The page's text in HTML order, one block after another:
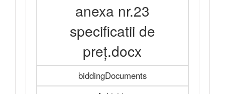
anexa nr.23
specificatii de
preț.docx
biddingDocuments